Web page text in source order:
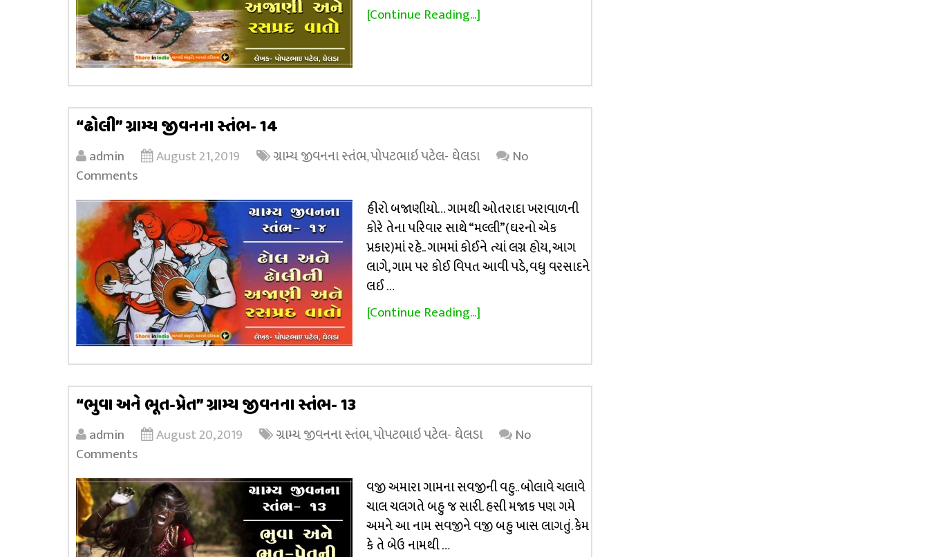
[Continue Reading...]
“ઢોલી” ગ્રામ્ય જીવનના સ્તંભ- 14
admin August 21, 2019 ગ્રામ્ય જીવનના સ્તંભ,પોપટભાઇ પટેલ- ઘેલડા
No
Comments
હીરો બજાણીયો… ગામથી ઓતરાદા ખરાવાળની
કોરે તેના પરિવાર સાથે “મલ્લી”(ઘરનો એક
પ્રકાર)માં રહે.. ગામમાં કોઈને ત્યાં લગ્ન હોય, આગ
લાગે, ગામ પર કોઈ વિપત આવી પડે, વધુ વરસાદને
લઈ …
[Continue Reading...]
“ભુવા અને ભૂત-પ્રેત” ગ્રામ્ય જીવનના સ્તંભ- 13
admin August 20, 2019 ગ્રામ્ય જીવનના સ્તંભ,પોપટભાઇ પટેલ- ઘેલડા
No
Comments
વજી અમારા ગામના સવજીની વહુ.. બોલાવે ચલાવે
ચાલ ચલગતે બહુ જ સારી. હસી મજાક પણ ગમે
અમને આ નામ સવજીને વજી બહુ ખાસ લાગતું. કેમ
કે તે બેઉ નામથી …